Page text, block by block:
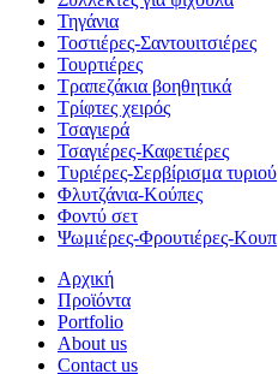
Τηγάνια
Τοστιέρες-Σαντουιτσιέρες
Τουρτιέρες
Τραπεζάκια βοηθητικά
Τρίφτες χειρός
Τσαγιερά
Τσαγιέρες-Καφετιέρες
Τυριέρες-Σερβίρισμα τυριού
Φλυτζάνια-Κούπες
Φοντύ σετ
Ψωμιέρες-Φρουτιέρες-Κουπ
Αρχική
Προϊόντα
Portfolio
About us
Contact us